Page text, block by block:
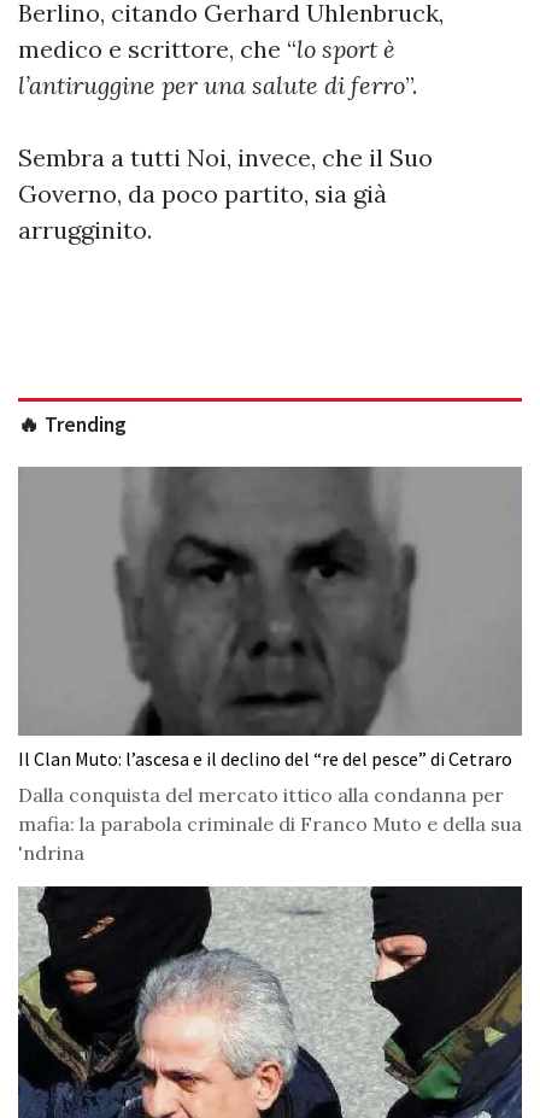
Berlino, citando Gerhard Uhlenbruck,
medico e scrittore, che “lo sport è
l’antiruggine per una salute di ferro”.
Sembra a tutti Noi, invece, che il Suo
Governo, da poco partito, sia già
arrugginito.
🔥 Trending
Il Clan Muto: l’ascesa e il declino del “re del pesce” di Cetraro
Dalla conquista del mercato ittico alla condanna per
mafia: la parabola criminale di Franco Muto e della sua
'ndrina